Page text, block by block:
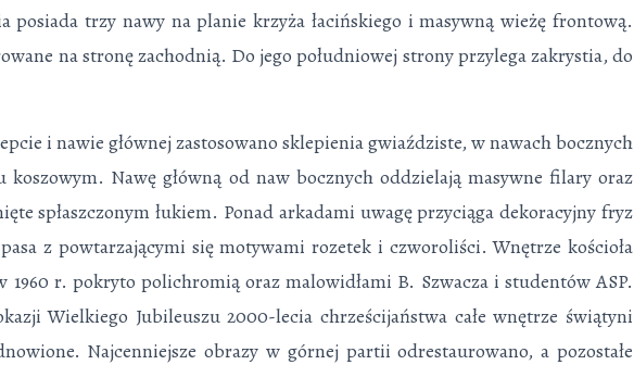
posiada trzy nawy na planie krzyża łacińskiego i masywną wieżę frontową.
na stronę zachodnią. Do jego południowej strony przylega zakrystia, do
i nawie głównej zastosowano sklepienia gwiaździ­ste, w nawach bocznych
koszowym. Nawę główną od naw bocznych oddzielają masywne filary oraz
spłaszczonym łukiem. Ponad arkadami uwagę przyciąga dekoracyjny fryz
z powtarzającymi się motywami rozetek i czworoliści. Wnętrze kościoła
1960 r. pokryto polichromią oraz malowidłami B. Szwacza i studentów ASP.
Wiel­kiego Jubileuszu 2000-lecia chrześcijaństwa całe wnętrze świątyni
Najcenniejsze obrazy w górnej partii odrestaurowano, a pozostałe